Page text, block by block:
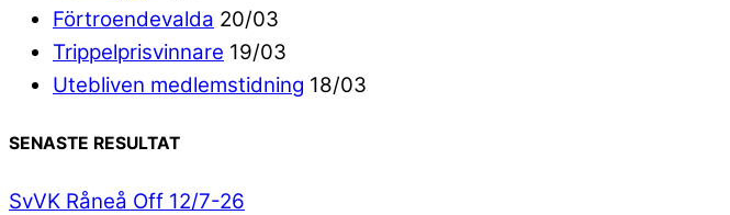
Förtroendevalda 20/03
Trippelprisvinnare 19/03
Utebliven medlemstidning 18/03
SENASTE RESULTAT
SvVK Råneå Off 12/7-26